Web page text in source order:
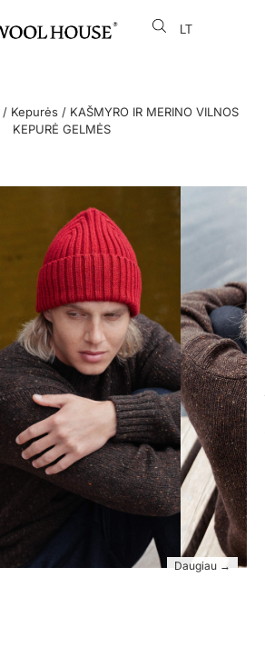
LT
EN
/ Kepurės / KAŠMYRO IR MERINO VILNOS
KEPURĖ GELMĖS